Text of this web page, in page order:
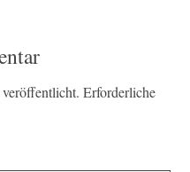
Erforderliche